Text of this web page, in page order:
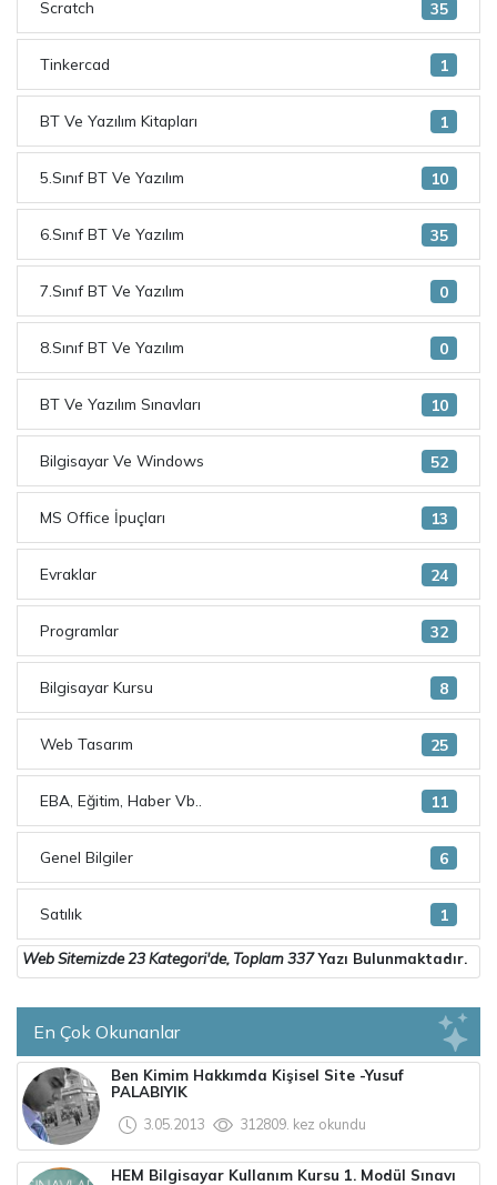
35
Scratch
1
Tinkercad
1
BT Ve Yazılım Kitapları
10
5.Sınıf BT Ve Yazılım
35
6.Sınıf BT Ve Yazılım
0
7.Sınıf BT Ve Yazılım
0
8.Sınıf BT Ve Yazılım
10
BT Ve Yazılım Sınavları
52
Bilgisayar Ve Windows
13
MS Office İpuçları
24
Evraklar
32
Programlar
8
Bilgisayar Kursu
25
Web Tasarım
11
EBA, Eğitim, Haber Vb..
6
Genel Bilgiler
1
Satılık
Web Sitemizde23 Kategori'de, Toplam337Yazı Bulunmaktadır.
En Çok Okunanlar
Ben Kimim Hakkımda Kişisel Site -Yusuf
PALABIYIK
3.05.2013
312809. kez okundu
HEM Bilgisayar Kullanım Kursu 1. Modül Sınavı